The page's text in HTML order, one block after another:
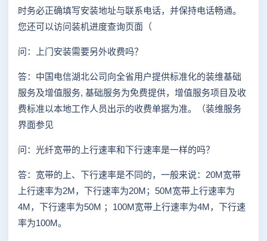
时务必正确填写安装地址与联系电话，并保持电话畅通。
您还可以访问装机进度查询页面（
问：上门安装需要另外收费吗？
答：中国电信湖北公司向全省用户提供标准化的装维基础
服务及增值服务, 基础服务为免费提供，增值服务项目及收
费标准以本地工作人员出示的收费单据为准。（装维服务
界面参见
问：光纤宽带的上行速率和下行速率是一样的吗？
答：宽带的上、下行速率是不同的，一般来说：20M宽带
上行速率为2M，下行速率为20M；50M宽带上行速率为
4M，下行速率为50M ；100M宽带上行速率为4M，下行速
率为100M。